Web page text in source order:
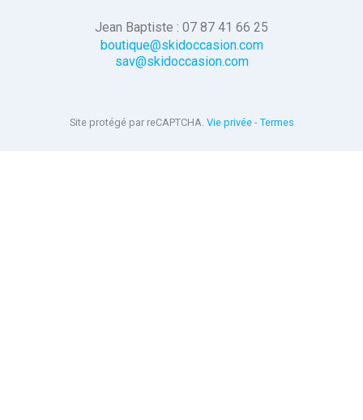
Jean Baptiste : 07 87 41 66 25
boutique@skidoccasion.com
sav@skidoccasion.com
Site protégé par reCAPTCHA. Vie privée- Termes